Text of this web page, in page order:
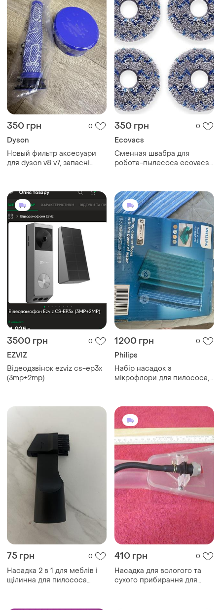
350 грн 0
Dyson
Новый фильтр аксесуари
для dyson v8 v7, запасні
запасні частини
350 грн 0
Ecovacs
Сменная швабра для
робота-пылесоса ecovacs
3500 грн 0
EZVIZ
Відеодзвінок ezviz cs-ep3x
(3mp+2mp)
1200 грн 0
Philips
Набір насадок з
мікрофлори для пилососа,
75 грн 0
Насадка 2 в 1 для меблів і
щілинна для пилососа
410 грн 0
Насадка для вологого та
сухого прибирання для